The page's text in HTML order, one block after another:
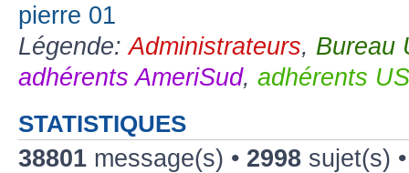
pierre 01
Légende:Administrateurs, Bureau
adhérents AmeriSud, adhérents
STATISTIQUES
38801 message(s) • 2998 sujet(s)